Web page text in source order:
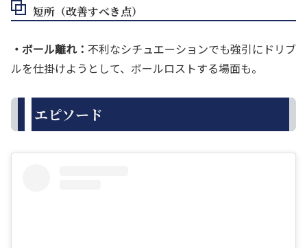
短所（改善すべき点）
・ボール離れ： 不利なシチュエーションでも強引にドリブ
ルを仕掛けようとして、ボールロストする場面も。
エピソード